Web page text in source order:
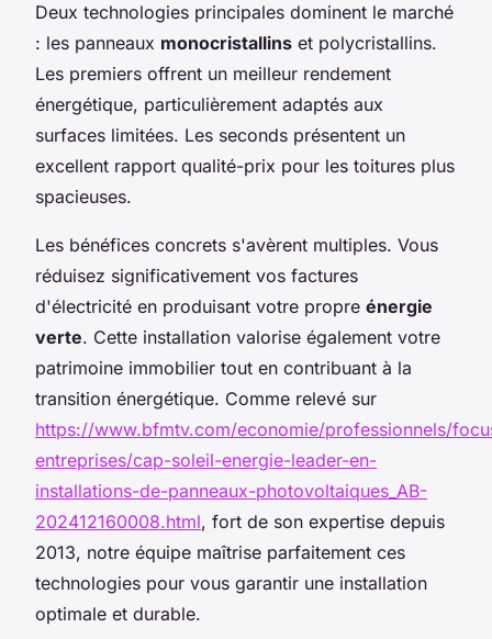
Deux technologies principales dominent le marché
: les panneaux monocristallins et polycristallins.
Les premiers offrent un meilleur rendement
énergétique, particulièrement adaptés aux
surfaces limitées. Les seconds présentent un
excellent rapport qualité-prix pour les toitures plus
spacieuses.
Les bénéfices concrets s'avèrent multiples. Vous
réduisez significativement vos factures
d'électricité en produisant votre propre énergie
verte. Cette installation valorise également votre
patrimoine immobilier tout en contribuant à la
transition énergétique. Comme relevé sur
https://www.bfmtv.com/economie/professionnels/
entreprises/cap-soleil-energie-leader-en-
installations-de-panneaux-photovoltaiques_AB-
202412160008.html, fort de son expertise depuis
2013, notre équipe maîtrise parfaitement ces
technologies pour vous garantir une installation
optimale et durable.